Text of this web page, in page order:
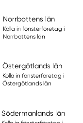
Norrbottens län
Kolla in fönsterföretag i
Norrbottens län
Östergötlands län
Kolla in fönsterföretag i
Östergötlands län
Södermanlands län